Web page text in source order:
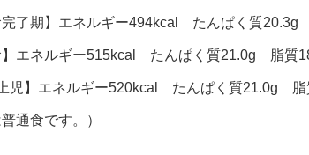
完了期】エネルギー494kcal たんぱく質20.3g
】エネルギー515kcal たんぱく質21.0g 脂質
上児】エネルギー520kcal たんぱく質21.0g 脂
普通食です。）